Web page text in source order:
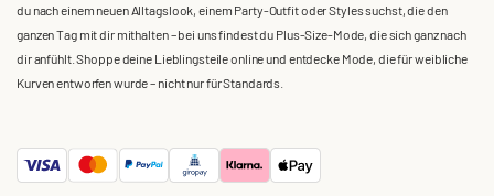
du nach einem neuen Alltagslook, einem Party-Outfit oder Styles suchst, die den
ganzen Tag mit dir mithalten – bei uns findest du Plus-Size-Mode, die sich ganz nach
dir anfühlt. Shoppe deine Lieblingsteile online und entdecke Mode, die für weibliche
Kurven entworfen wurde – nicht nur für Standards.